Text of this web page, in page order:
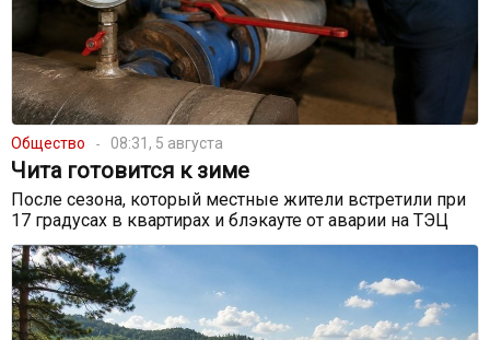
Общество 08:31, 5 августа
Чита готовится к зиме
После сезона, который местные жители встретили при
17 градусах в квартирах и блэкауте от аварии на ТЭЦ